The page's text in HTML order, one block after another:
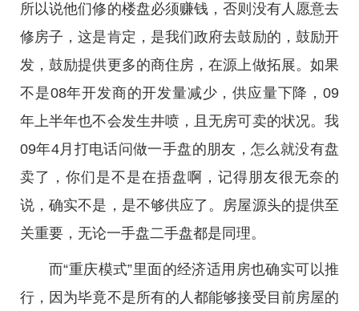
所以说他们修的楼盘必须赚钱，否则没有人愿意去
修房子，这是肯定，是我们政府去鼓励的，鼓励开
发，鼓励提供更多的商住房，在源上做拓展。如果
不是08年开发商的开发量减少，供应量下降，09
年上半年也不会发生井喷，且无房可卖的状况。我
09年4月打电话问做一手盘的朋友，怎么就没有盘
卖了，你们是不是在捂盘啊，记得朋友很无奈的
说，确实不是，是不够供应了。房屋源头的提供至
关重要，无论一手盘二手盘都是同理。
而“重庆模式”里面的经济适用房也确实可以推
行，因为毕竟不是所有的人都能够接受目前房屋的